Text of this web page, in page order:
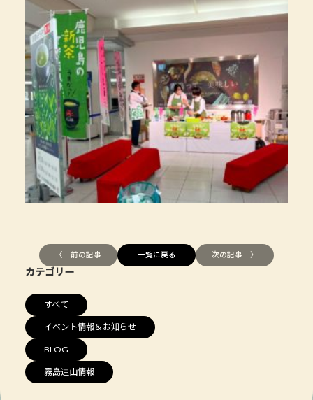
〈 前の記事 一覧に戻る 次の記事 〉
カテゴリー
すべて
イベント情報＆お知らせ
BLOG
霧島連山情報